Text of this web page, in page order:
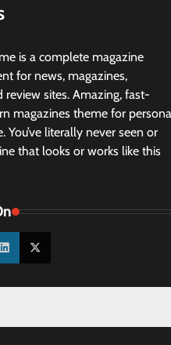
is a complete magazine
for news, magazines,
review sites. Amazing, fast-
magazines theme for
You’ve literally never seen or
that looks or works like this